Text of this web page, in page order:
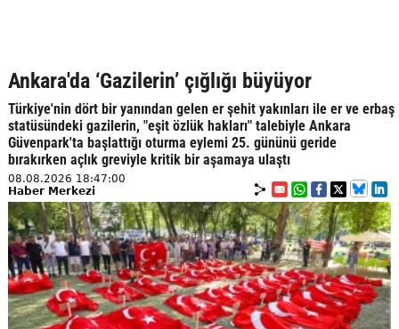
Ankara'da ‘Gazilerin’ çığlığı büyüyor
Türkiye'nin dört bir yanından gelen er şehit yakınları ile er ve erbaş
statüsündeki gazilerin, "eşit özlük hakları" talebiyle Ankara
Güvenpark'ta başlattığı oturma eylemi 25. gününü geride
bırakırken açlık greviyle kritik bir aşamaya ulaştı
08.08.2026 18:47:00
Haber Merkezi